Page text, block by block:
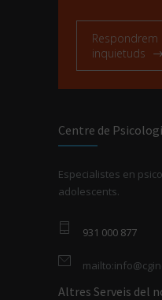
Respondrem
inquietuds
Centre de
Especialistes en
adolescents.
931 000 877
Altres Serveis del